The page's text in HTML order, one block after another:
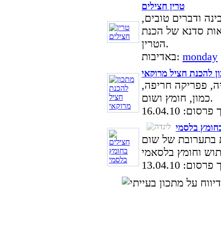
טרין חצילים
ודברים טובים,
סדנא של הכנת
הטרין.
באדיבות: monday
להכנת חציל מרוקאי
פפריקה חריפה,
כמון, חומץ ושום.
16.04.10
בלסמי
בתערובת של שום
13.04.10